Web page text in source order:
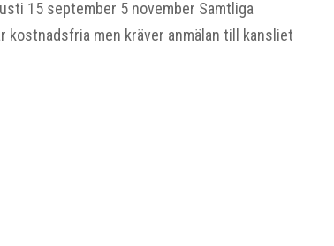
15 september 5 november Samtliga
kostnadsfria men kräver anmälan till kansliet